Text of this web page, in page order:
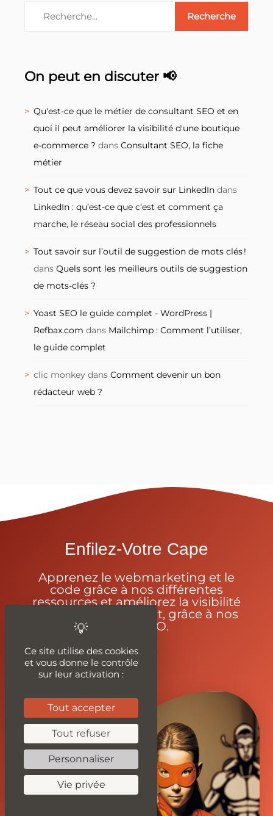
On peut en discuter 📢
Qu'est-ce que le métier de consultant SEO et en
quoi il peut améliorer la visibilité d'une boutique
e-commerce ? dans Consultant SEO, la fiche
métier
Tout ce que vous devez savoir sur LinkedIn dans
LinkedIn : qu’est-ce que c’est et comment ça
marche, le réseau social des professionnels
Tout savoir sur l’outil de suggestion de mots clés !
dans Quels sont les meilleurs outils de suggestion
de mots-clés ?
Yoast SEO le guide complet - WordPress |
Refbax.com dans Mailchimp : Comment l’utiliser,
le guide complet
clic monkey dans Comment devenir un bon
rédacteur web ?
Enfilez-Votre Cape
Apprenez le webmarketing et le
code grâce à nos différentes
ressources et améliorez la visibilité
de votre site internet, grâce à nos
outils SEO.
Ce site utilise des cookies
et vous donne le contrôle
sur leur activation :
Tout accepter
Tout refuser
Personnaliser
Vie privée